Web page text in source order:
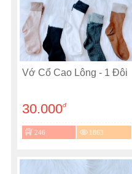
Vớ Cổ Cao Lông - 1 Đôi
30.000đ
246 1863